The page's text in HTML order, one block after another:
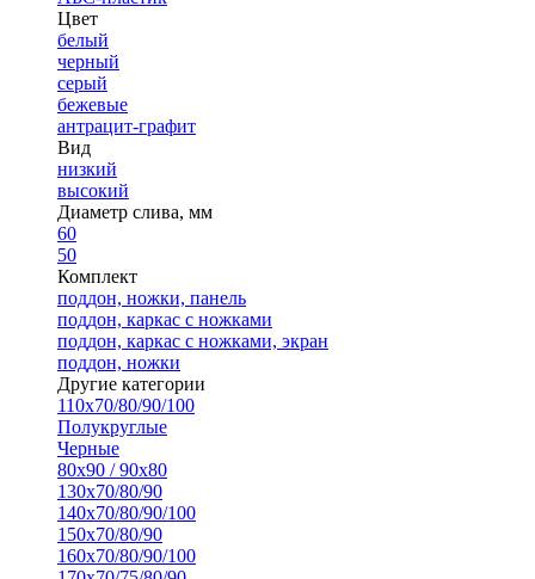
Цвет
белый
черный
серый
бежевые
антрацит-графит
Вид
низкий
высокий
Диаметр слива, мм
60
50
Комплект
поддон, ножки, панель
поддон, каркас с ножками
поддон, каркас с ножками, экран
поддон, ножки
Другие категории
110х70/80/90/100
Полукруглые
Черные
80х90 / 90х80
130х70/80/90
140х70/80/90/100
150х70/80/90
160х70/80/90/100